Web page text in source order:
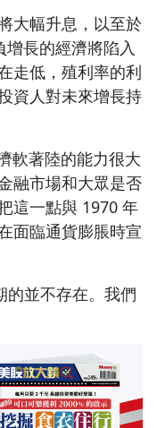
大幅升息，以至於
長的經濟將陷入
走低，殖利率的利
資人對未來增長持
軟著陸的能力很大
融市場和大眾是否
這一點與 1970 年
面臨通貨膨脹時宣
並不存在。我們